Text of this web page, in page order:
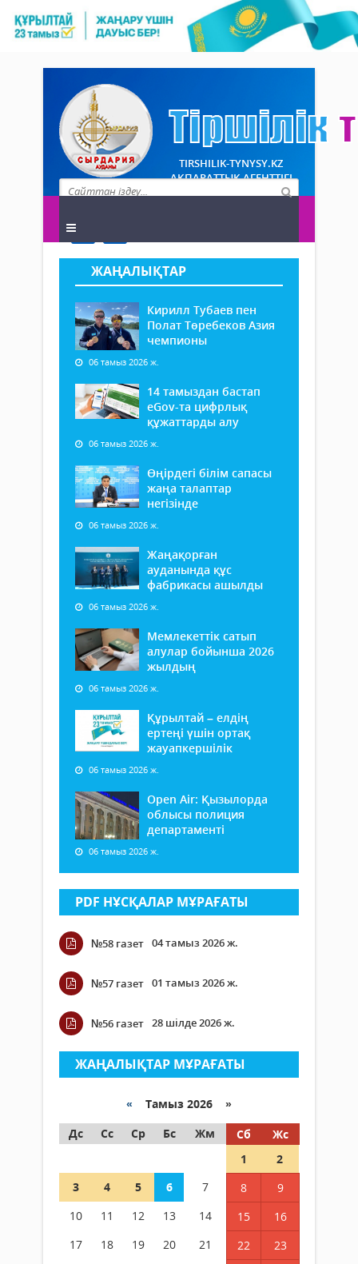
TIRSHILIK-TYNYSY.KZ
АҚПАРАТТЫҚ АГЕНТТІГІ
ЖАҢАЛЫҚТАР
Кирилл Тубаев пен
Полат Төребеков Азия
чемпионы
06 тамыз 2026 ж.
14 тамыздан бастап
еGov-та цифрлық
құжаттарды алу
06 тамыз 2026 ж.
Өңірдегі білім сапасы
жаңа талаптар
негізінде
06 тамыз 2026 ж.
Жаңақорған
ауданында құс
фабрикасы ашылды
06 тамыз 2026 ж.
Мемлекеттік сатып
алулар бойынша 2026
жылдың
06 тамыз 2026 ж.
Құрылтай – елдің
ертеңі үшін ортақ
жауапкершілік
06 тамыз 2026 ж.
Open Air: Қызылорда
облысы полиция
департаменті
06 тамыз 2026 ж.
PDF НҰСҚАЛАР МҰРАҒАТЫ
№58 газет 04 тамыз 2026 ж.
№57 газет 01 тамыз 2026 ж.
№56 газет 28 шілде 2026 ж.
ЖАҢАЛЫҚТАР МҰРАҒАТЫ
« Тамыз 2026 »
Дс
Сс Ср Бс Жм Сб
Жс
1
2
3
4 5 6 7 8
9
10
11 12 13 14 15
16
17
18 19 20 21 22
23